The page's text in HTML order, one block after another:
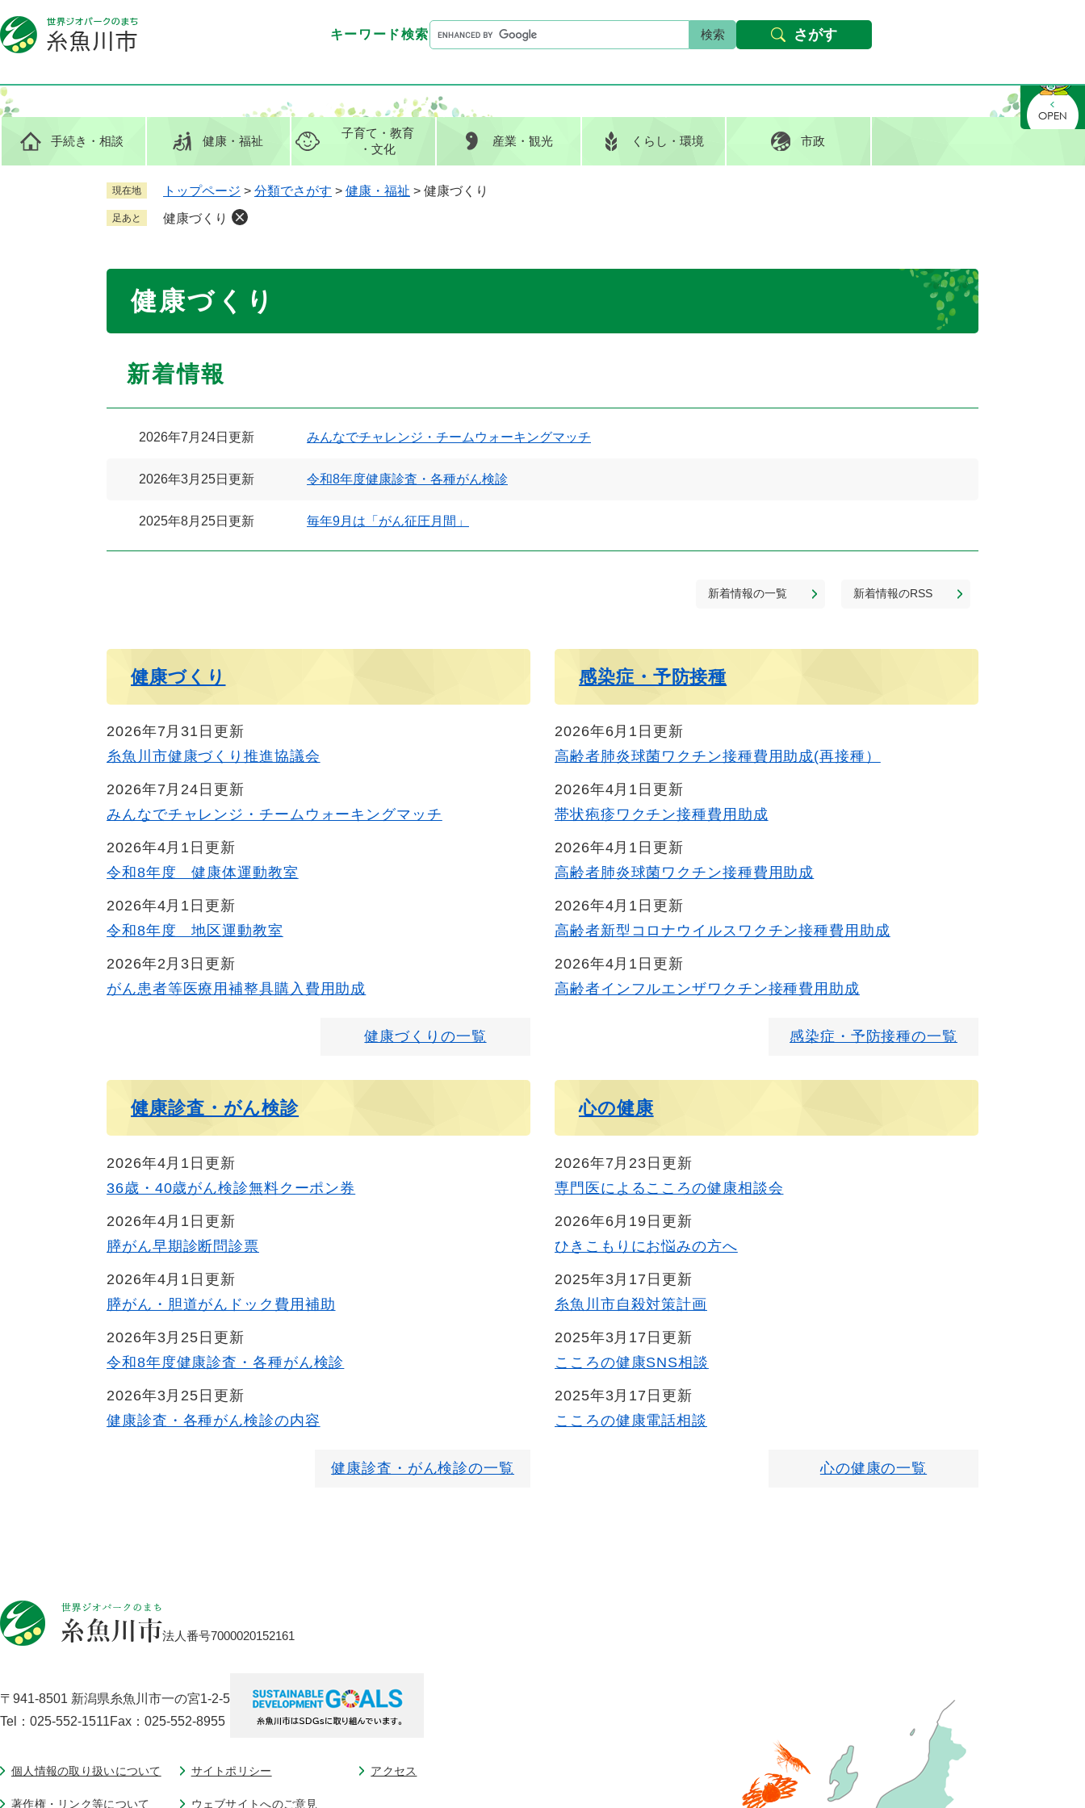
ー
ジ
先
頭
。
ニ
ュ
を
飛
て
本文へ Foreign languages
キーワード検索G
o
e
カ
手続き ・相談 健康・福祉
子育て ・教育
・文化
産業 ・観光 くらし ・環境 市政
キーワード検索
G
o
g
l
ス
タ
さがす
現在地 トップページ > 分類でさがす > 健康・福祉 > 健康づくり
足あと 健康づくり
健康づくり
新着情報
2026年7月24日更新 みんなでチャレンジ・チームウォーキングマッチ
2026年3月25日更新 令和8年度健康診査・各種がん検診
2025年8月25日更新 毎年9月は「がん征圧月間」
新着情報の一覧 新着情報のRSS
健康づくり
2026年7月31日更新
糸魚川市健康づくり推進協議会
2026年7月24日更新
みんなでチャレンジ・チームウォーキングマッチ
2026年4月1日更新
令和8年度 健康体運動教室
2026年4月1日更新
令和8年度 地区運動教室
2026年2月3日更新
がん患者等医療用補整具購入費用助成
健康づくりの一覧
感染症・予防接種
2026年6月1日更新
高齢者肺炎球菌ワクチン接種費用助成(再接種）
2026年4月1日更新
帯状疱疹ワクチン接種費用助成
2026年4月1日更新
高齢者肺炎球菌ワクチン接種費用助成
2026年4月1日更新
高齢者新型コロナウイルスワクチン接種費用助成
2026年4月1日更新
高齢者インフルエンザワクチン接種費用助成
感染症・予防接種の一覧
健康診査・がん検診
2026年4月1日更新
36歳・40歳がん検診無料クーポン券
2026年4月1日更新
膵がん早期診断問診票
2026年4月1日更新
膵がん・胆道がんドック費用補助
2026年3月25日更新
令和8年度健康診査・各種がん検診
2026年3月25日更新
健康診査・各種がん検診の内容
健康診査・がん検診の一覧
心の健康
2026年7月23日更新
専門医によるこころの健康相談会
2026年6月19日更新
ひきこもりにお悩みの方へ
2025年3月17日更新
糸魚川市自殺対策計画
2025年3月17日更新
こころの健康SNS相談
2025年3月17日更新
こころの健康電話相談
心の健康の一覧
法人番号7000020152161
〒941-8501 新潟県糸魚川市一の宮1-2-5
Tel：025-552-1511Fax：025-552-8955
個人情報の取り扱いについて サイトポリシー アクセス
著作権・リンク等について ウェブサイトへのご意見